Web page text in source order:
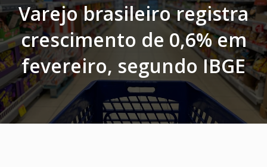
Varejo brasileiro registra
crescimento de 0,6% em
fevereiro, segundo IBGE